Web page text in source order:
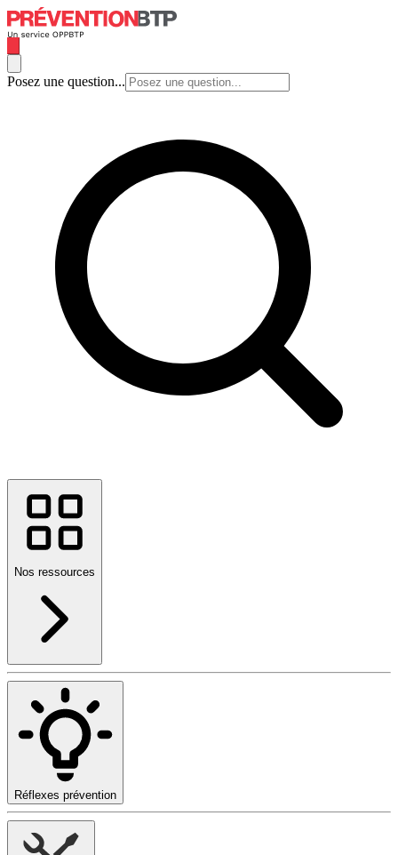
Posez une question...
Nos ressources
Réflexes prévention